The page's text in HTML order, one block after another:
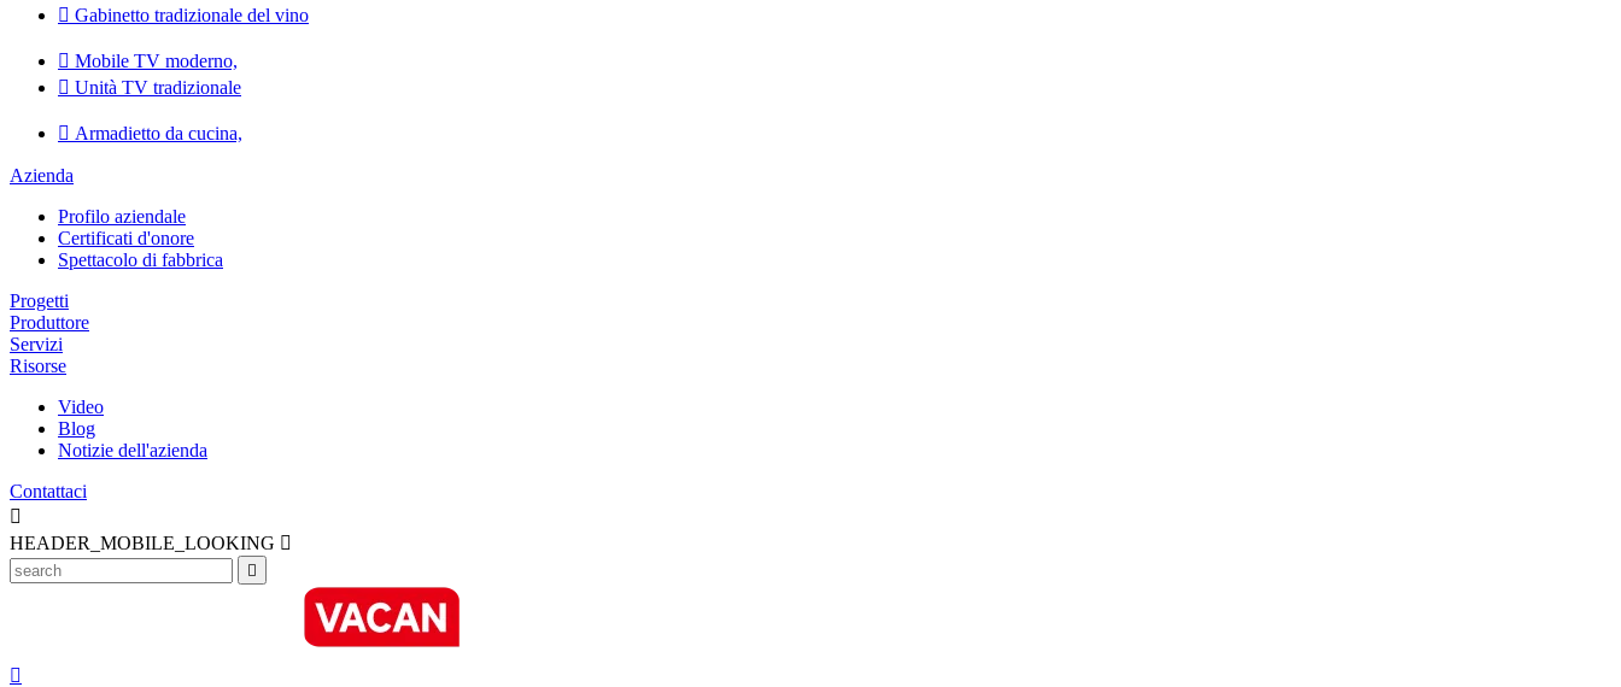
 Gabinetto tradizionale del vino
 Mobile TV moderno,
 Unità TV tradizionale
 Armadietto da cucina,
Azienda
Profilo aziendale
Certificati d'onore
Spettacolo di fabbrica
Progetti
Produttore
Servizi
Risorse
Video
Blog
Notizie dell'azienda
Contattaci

HEADER_MOBILE_LOOKING 

